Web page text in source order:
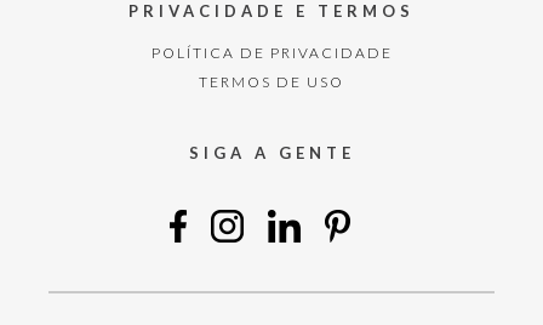
PRIVACIDADE E TERMOS
POLÍTICA DE PRIVACIDADE
TERMOS DE USO
SIGA A GENTE